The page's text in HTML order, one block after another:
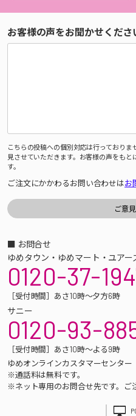
お客様の声をお聞かせくださ
こちらの投稿への個別対応は行っており
見させていただきます。お客様の声をもと
す。
ご注文にかかわるお問い合わせはお
■ お問合せ
ゆめタウン・ゆめマート・ユアー
0120-37-
［受付時間］あさ10時～夕方6時
サニー
0120-93-
［受付時間］あさ10時～よる9時
ゆめオンラインカスタマーセンター
※通話料は無料です。
※ネット専用のお問合せ先です。ご